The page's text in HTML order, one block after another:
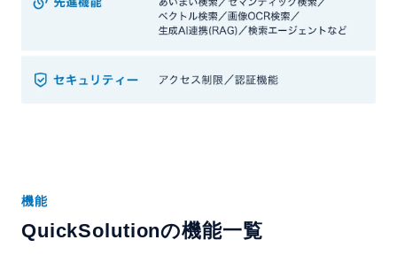
機能
QuickSolutionの機能一覧